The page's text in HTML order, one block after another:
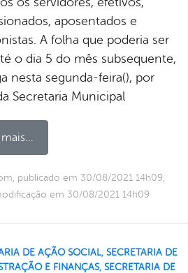
aposentados e
A folha que poderia ser
o dia 5 do mês subsequente,
nesta segunda-feira(), por
Secretaria Municipal
publicado em 30/08/2021 14h09,
em 30/08/2021 14h09
DE AÇÃO SOCIAL, SECRETARIA DE
E FINANÇAS, SECRETARIA DE